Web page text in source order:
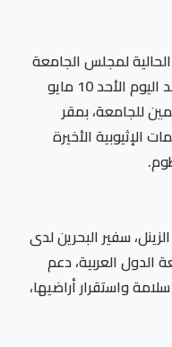
لمجلس الجامعة
العربية، الاجتماع غير العادي المنعقد اليوم الأحد 10 مايو
للجامعة، بمقر
الإثيوبية الأخيرة
سفير البحرين لدى
الدول العربية، دعم
واستقرار أراضيها،